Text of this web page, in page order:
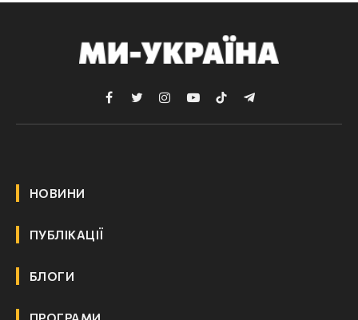
FacebookTwitterInstagramYouTubeTikTokTelegram
НОВИНИ
ПУБЛІКАЦІЇ
БЛОГИ